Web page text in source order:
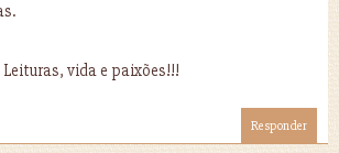
Leituras, vida e paixões!!!
Responder